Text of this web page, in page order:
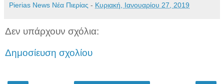
Pierias News Νέα Πιερίας - Κυριακή, Ιανουαρίου 27, 2019
Δεν υπάρχουν σχόλια:
Δημοσίευση σχολίου